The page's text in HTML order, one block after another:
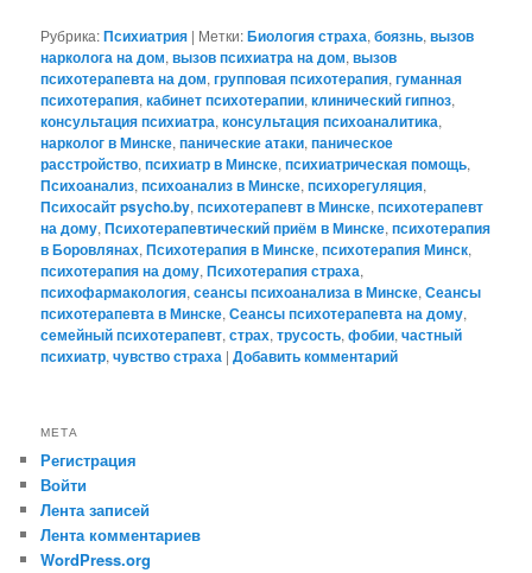
Рубрика:Психиатрия | Метки:Биология страха,боязнь,вызов
нарколога на дом,вызов психиатра на дом,вызов
психотерапевта на дом,групповая психотерапия,гуманная
психотерапия,кабинет психотерапии,клинический гипноз,
консультация психиатра,консультация психоаналитика,
нарколог в Минске,панические атаки,паническое
расстройство,психиатр в Минске,психиатрическая помощь,
Психоанализ,психоанализ в Минске,психорегуляция,
Психосайт psycho.by,психотерапевт в Минске,психотерапевт
на дому,Психотерапевтический приём в Минске,психотерапия
в Боровлянах,Психотерапия в Минске,психотерапия Минск,
психотерапия на дому,Психотерапия страха,
психофармакология,сеансы психоанализа в Минске,Сеансы
психотерапевта в Минске,Сеансы психотерапевта на дому,
семейный психотерапевт,страх,трусость,фобии,частный
психиатр,чувство страха |Добавить комментарий
МЕТА
Регистрация
Войти
Лента записей
Лента комментариев
WordPress.org